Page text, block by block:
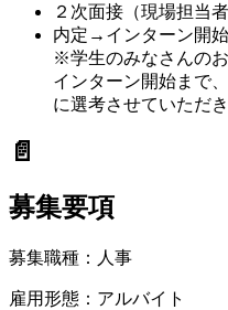
２次面接（現場担当者
内定→インターン開始
※学生のみなさんの
インターン開始まで
に選考させていただき
📄
募集要項
募集職種： 人事
雇用形態： アルバイト